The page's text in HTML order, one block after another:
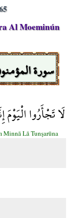
Al Moeminún
سورة
لَا تَجْأَرُوا
Minnā Lā Tunşarūna